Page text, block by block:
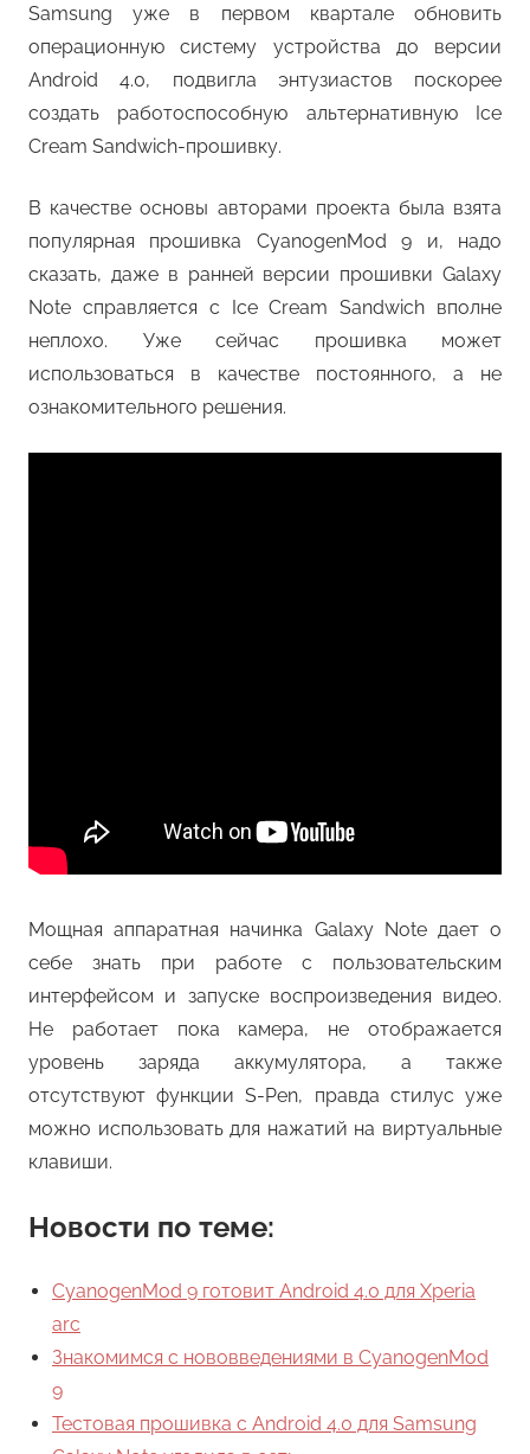
Samsung уже в первом квартале обновить
операционную систему устройства до версии
Android 4.0, подвигла энтузиастов поскорее
создать работоспособную альтернативную Ice
Cream Sandwich-прошивку.
В качестве основы авторами проекта была взята
популярная прошивка CyanogenMod 9 и, надо
сказать, даже в ранней версии прошивки Galaxy
Note справляется с Ice Cream Sandwich вполне
неплохо. Уже сейчас прошивка может
использоваться в качестве постоянного, а не
ознакомительного решения.
Мощная аппаратная начинка Galaxy Note дает о
себе знать при работе с пользовательским
интерфейсом и запуске воспроизведения видео.
Не работает пока камера, не отображается
уровень заряда аккумулятора, а также
отсутствуют функции S-Pen, правда стилус уже
можно использовать для нажатий на виртуальные
клавиши.
Новости по теме:
CyanogenMod 9 готовит Android 4.0 для Xperia
arc
Знакомимся с нововведениями в CyanogenMod
9
Тестовая прошивка с Android 4.0 для Samsung